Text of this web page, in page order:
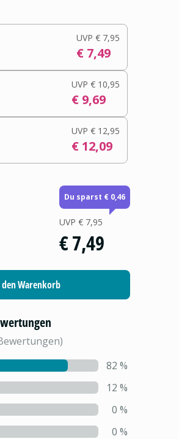
UVP € 7,95
€ 7,49
UVP € 10,95
€ 9,69
UVP € 12,95
€ 12,09
Du sparst € 0,46
UVP € 7,95
€ 7,49
den Warenkorb
)
82 %
12 %
0 %
0 %